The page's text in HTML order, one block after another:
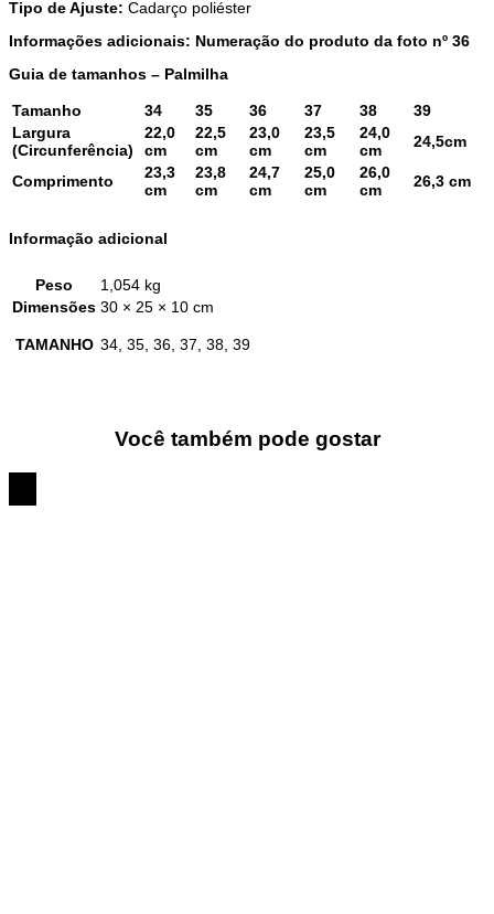
Tipo de Ajuste: Cadarço poliéster
Informações adicionais: Numeração do produto da foto nº 36
Guia de tamanhos – Palmilha
Tamanho 34 35 36 37 38
39
Largura
(Circunferência)
22,0
cm
22,5
cm
23,0
cm
23,5
cm
24,0
cm
24,5cm
Comprimento
23,3
cm
23,8
cm
24,7
cm
25,0
cm
26,0
cm
26,3 cm
Informação adicional
Peso
1,054 kg
Dimensões 30 × 25 × 10 cm
TAMANHO 34, 35, 36, 37, 38, 39
Você também pode gostar